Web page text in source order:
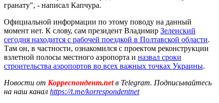
гранату", - написал Капчура.
Официальной информации по этому поводу на данный
момент нет. К слову, сам президент Владимир Зеленский
сегодня находится с рабочей поездкой в Полтавской области.
Там он, в частности, ознакомился с проектом реконструкции
взлетной полосы местного аэропорта и назвал сроки
строительства аэропортов во всех важных точках Украины.
Новости от Корреспондент.netв Telegram. Подписывайтесь
на наш канал https://t.me/korrespondentnet